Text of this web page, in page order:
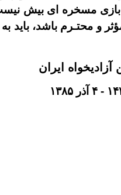
بازی مسخره ای بیش
و محتـرم باشد، باید
ایران
- ۴ آذر ۱۳۸۵